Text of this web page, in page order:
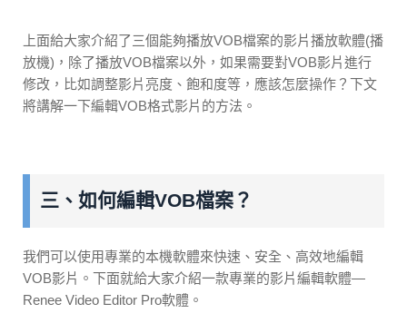
上面給大家介紹了三個能夠播放VOB檔案的影片播放軟體(播
放機)，除了播放VOB檔案以外，如果需要對VOB影片進行
修改，比如調整影片亮度、飽和度等，應該怎麼操作？下文
將講解一下編輯VOB格式影片的方法。
三、如何編輯VOB檔案？
我們可以使用專業的本機軟體來快速、安全、高效地編輯
VOB影片。下面就給大家介紹一款專業的影片編輯軟體—
Renee Video Editor Pro軟體。